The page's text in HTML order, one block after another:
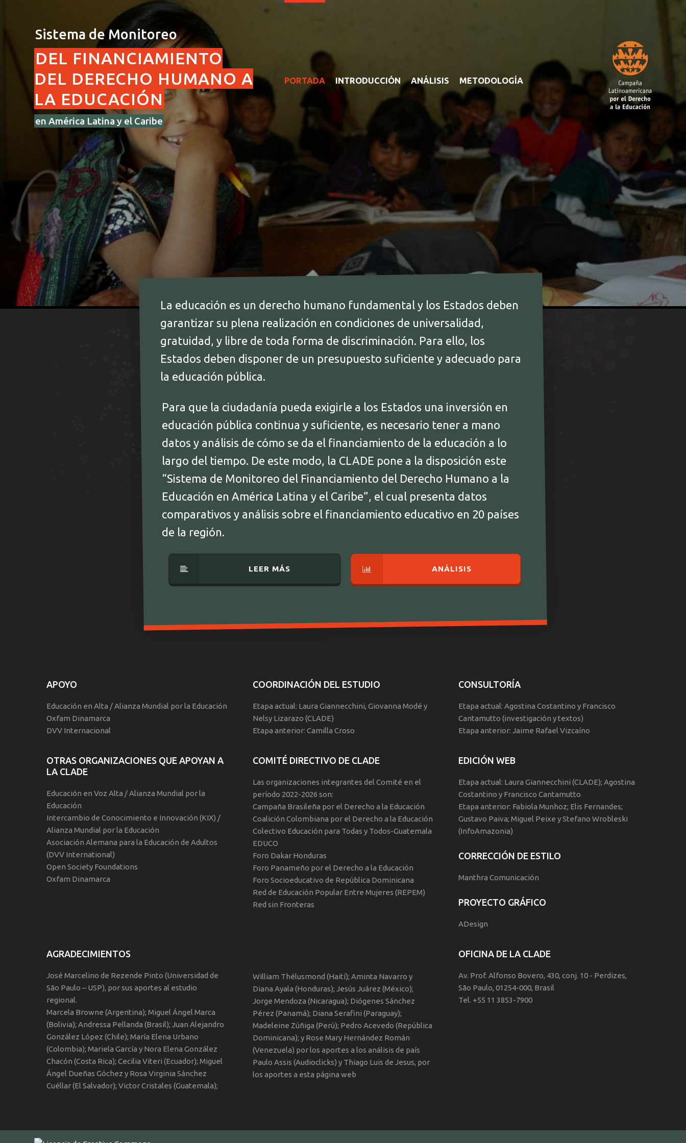
Sistema de Monitoreo
DEL FINANCIAMIENTO
DEL DERECHO HUMANO A
LA EDUCACIÓN
en América Latina y el Caribe
PORTADA INTRODUCCIÓN ANÁLISIS METODOLOGÍA
La educación es un derecho humano fundamental y los Estados deben
garantizar su plena realización en condiciones de universalidad,
gratuidad, y libre de toda forma de discriminación. Para ello, los
Estados deben disponer de un presupuesto suficiente y adecuado para
la educación pública.
Para que la ciudadanía pueda exigirle a los Estados una inversión en
educación pública continua y suficiente, es necesario tener a mano
datos y análisis de cómo se da el financiamiento de la educación a lo
largo del tiempo. De este modo, la CLADE pone a la disposición este
“Sistema de Monitoreo del Financiamiento del Derecho Humano a la
Educación en América Latina y el Caribe”, el cual presenta datos
comparativos y análisis sobre el financiamiento educativo en 20 países
de la región.
LEER MÁS ANÁLISIS
APOYO
Educación en Alta / Alianza Mundial por la Educación
Oxfam Dinamarca
DVV Internacional
COORDINACIÓN DEL ESTUDIO
Etapa actual: Laura Giannecchini, Giovanna Modé y
Nelsy Lizarazo (CLADE)
Etapa anterior: Camilla Croso
CONSULTORÍA
Etapa actual: Agostina Costantino y Francisco
Cantamutto (investigación y textos)
Etapa anterior: Jaime Rafael Vizcaíno
OTRAS ORGANIZACIONES QUE APOYAN A
LA CLADE
Educación en Voz Alta / Alianza Mundial por la
Educación
Intercambio de Conocimiento e Innovación (KIX) /
Alianza Mundial por la Educación
Asociación Alemana para la Educación de Adultos
(DVV International)
Open Society Foundations
Oxfam Dinamarca
COMITÉ DIRECTIVO DE CLADE
Las organizaciones integrantes del Comité en el
período 2022-2026 son:
Campaña Brasileña por el Derecho a la Educación
Coalición Colombiana por el Derecho a la Educación
Colectivo Educación para Todas y Todos-Guatemala
EDUCO
Foro Dakar Honduras
Foro Panameño por el Derecho a la Educación
Foro Socioeducativo de República Dominicana
Red de Educación Popular Entre Mujeres (REPEM)
Red sin Fronteras
EDICIÓN WEB
Etapa actual: Laura Giannecchini (CLADE); Agostina
Costantino y Francisco Cantamutto
Etapa anterior: Fabiola Munhoz; Elis Fernandes;
Gustavo Paiva; Miguel Peixe y Stefano Wrobleski
(InfoAmazonia)
CORRECCIÓN DE ESTILO
Manthra Comunicación
PROYECTO GRÁFICO
ADesign
AGRADECIMIENTOS
José Marcelino de Rezende Pinto (Universidad de
São Paulo – USP), por sus aportes al estudio
regional.
Marcela Browne (Argentina); Miguel Ángel Marca
(Bolivia); Andressa Pellanda (Brasil); Juan Alejandro
González López (Chile); María Elena Urbano
(Colombia); Mariela García y Nora Elena González
Chacón (Costa Rica); Cecilia Viteri (Ecuador); Miguel
Ángel Dueñas Góchez y Rosa Virginia Sánchez
Cuéllar (El Salvador); Victor Cristales (Guatemala);
William Thélusmond (Haití); Aminta Navarro y
Diana Ayala (Honduras); Jesús Juárez (México);
Jorge Mendoza (Nicaragua); Diógenes Sánchez
Pérez (Panamá); Diana Serafini (Paraguay);
Madeleine Zúñiga (Perú); Pedro Acevedo (República
Dominicana); y Rose Mary Hernández Román
(Venezuela) por los aportes a los análisis de país
Paulo Assis (Audioclicks) y Thiago Luis de Jesus, por
los aportes a esta página web
OFICINA DE LA CLADE
Av. Prof. Alfonso Bovero, 430, conj. 10 - Perdizes,
São Paulo, 01254-000, Brasil
Tel. +55 11 3853-7900